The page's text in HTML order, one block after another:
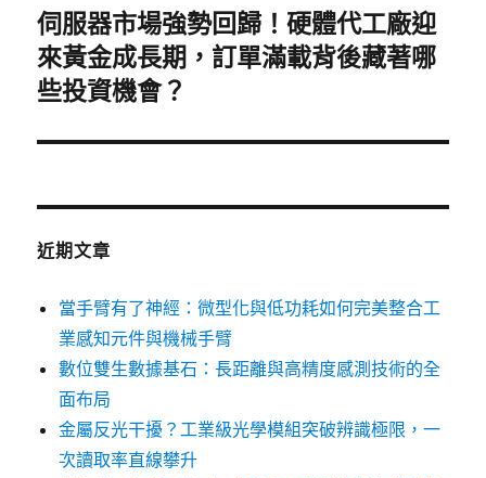
下
一
篇
章:
伺服器市場強勢回歸！硬體代工廠迎
來黃金成長期，訂單滿載背後藏著哪
些投資機會？
近期文章
當手臂有了神經：微型化與低功耗如何完美整合工
業感知元件與機械手臂
數位雙生數據基石：長距離與高精度感測技術的全
面布局
金屬反光干擾？工業級光學模組突破辨識極限，一
次讀取率直線攀升